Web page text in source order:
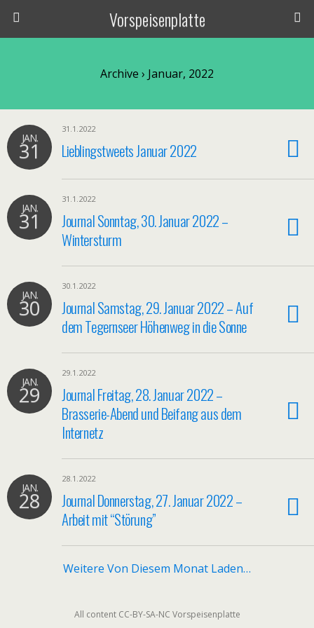
Vorspeisenplatte
Archive › Januar, 2022
JAN.
31
31.1.2022
Lieblingstweets Januar 2022
JAN.
31
31.1.2022
Journal Sonntag, 30. Januar 2022 –
Wintersturm
JAN.
30
30.1.2022
Journal Samstag, 29. Januar 2022 – Auf
dem Tegernseer Höhenweg in die Sonne
JAN.
29
29.1.2022
Journal Freitag, 28. Januar 2022 –
Brasserie-Abend und Beifang aus dem
Internetz
JAN.
28
28.1.2022
Journal Donnerstag, 27. Januar 2022 –
Arbeit mit “Störung”
Weitere Von Diesem Monat Laden…
All content CC-BY-SA-NC Vorspeisenplatte